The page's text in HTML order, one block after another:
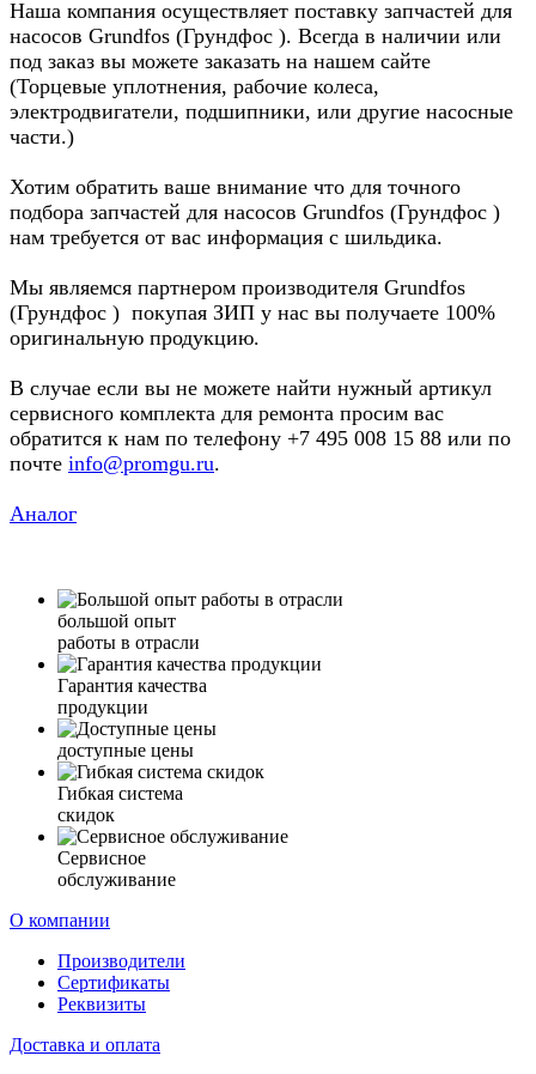
Наша компания осуществляет поставку запчастей для
насосов Grundfos (Грундфос ). Всегда в наличии или
под заказ вы можете заказать на нашем сайте
(Торцевые уплотнения, рабочие колеса,
электродвигатели, подшипники, или другие насосные
части.)
Хотим обратить ваше внимание что для точного
подбора запчастей для насосов Grundfos (Грундфос )
нам требуется от вас информация с шильдика.
Мы являемся партнером производителя Grundfos
(Грундфос ) покупая ЗИП у нас вы получаете 100%
оригинальную продукцию.
В случае если вы не можете найти нужный артикул
сервисного комплекта для ремонта просим вас
обратится к нам по телефону +7 495 008 15 88 или по
почте info@promgu.ru.
Аналог
большой опыт
работы в отрасли
Гарантия качества
продукции
доступные цены
Гибкая система
скидок
Сервисное
обслуживание
О компании
Производители
Сертификаты
Реквизиты
Доставка и оплата